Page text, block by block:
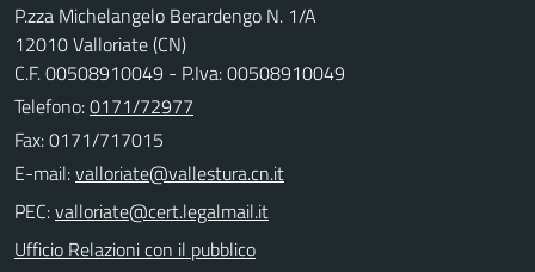
P.zza Michelangelo Berardengo N. 1/A
12010 Valloriate (CN)
C.F. 00508910049 - P.Iva: 00508910049
Telefono:0171/72977
Fax: 0171/717015
E-mail:
PEC:
Ufficio Relazioni con il pubblico